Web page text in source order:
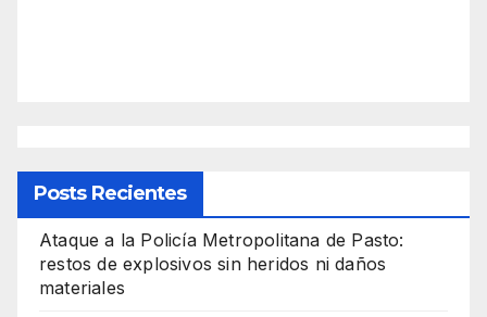
Posts Recientes
Ataque a la Policía Metropolitana de Pasto:
restos de explosivos sin heridos ni daños
materiales